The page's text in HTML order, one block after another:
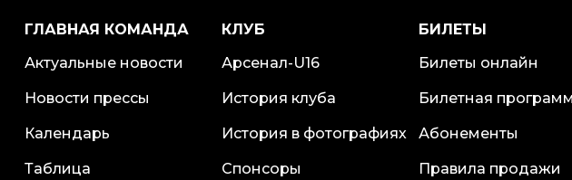
ГЛАВНАЯ КОМАНДА
Актуальные новости
Новости прессы
Календарь
Таблица
КЛУБ
Арсенал-U16
История клуба
История в фотографиях
Спонсоры
БИЛЕТЫ
Билеты онлайн
Билетная
Абонементы
Правила продажи